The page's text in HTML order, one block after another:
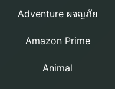
Adventure ผจญภัย
Amazon Prime
Animal